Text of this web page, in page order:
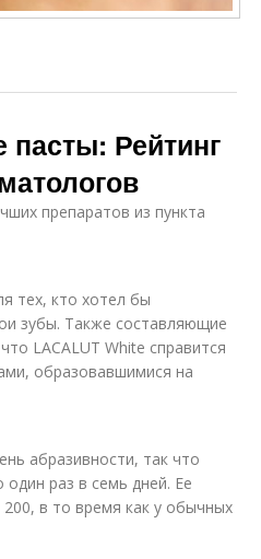
Рейтинг
препаратов из пункта
тех, кто хотел бы
зубы. Также составляющие
LACALUT White справится
образовавшимися на
абразивности, так что
раз в семь дней. Ее
200, в то время как у обычных